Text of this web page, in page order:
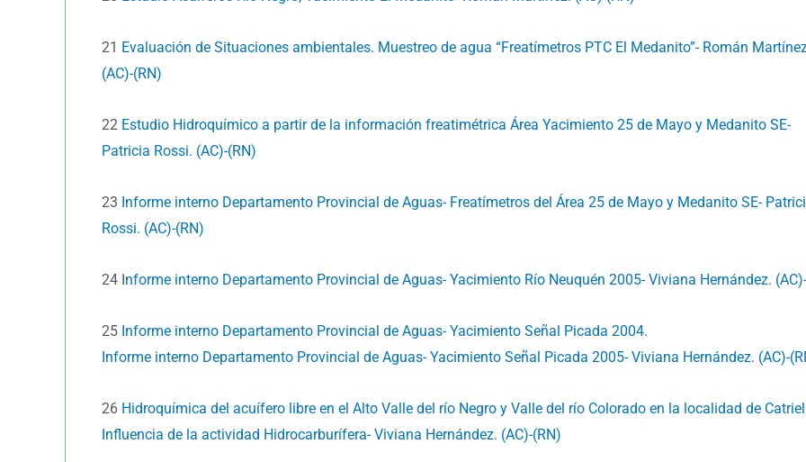
21 Evaluación de Situaciones ambientales. Muestreo de agua “Freatímetros PTC El Medanito”- Román
(AC)-(RN)
22 Estudio Hidroquímico a partir de la información freatimétrica Área Yacimiento 25 de Mayo y Medanito SE-
Patricia Rossi. (AC)-(RN)
23 Informe interno Departamento Provincial de Aguas- Freatímetros del Área 25 de Mayo y Medanito SE-
Rossi. (AC)-(RN)
24 Informe interno Departamento Provincial de Aguas- Yacimiento Río Neuquén 2005- Viviana Hernández.
25 Informe interno Departamento Provincial de Aguas- Yacimiento Señal Picada 2004.
Informe interno Departamento Provincial de Aguas- Yacimiento Señal Picada 2005- Viviana Hernández. (AC)-
26 Hidroquímica del acuífero libre en el Alto Valle del río Negro y Valle del río Colorado en la localidad de
Influencia de la actividad Hidrocarburífera- Viviana Hernández. (AC)-(RN)